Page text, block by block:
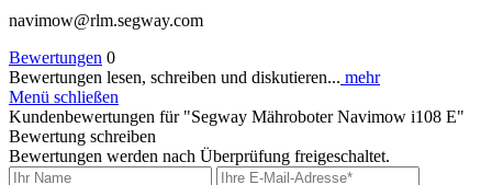
navimow@rlm.segway.com
Bewertungen 0
Bewertungen lesen, schreiben und diskutieren... mehr
Menü schließen
Kundenbewertungen für "Segway Mähroboter Navimow i108 E"
Bewertung schreiben
Bewertungen werden nach Überprüfung freigeschaltet.